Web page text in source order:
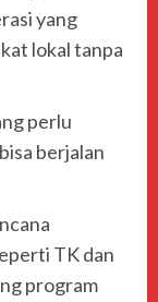
yang
lokal tanpa
perlu
berjalan
TK dan
program